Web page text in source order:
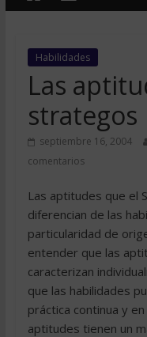
Habilidades
Las
strategos
septiembre 16, 2004
comentarios
Las aptitudes que el
diferencian de las
particularidad de
entender que las
caracterizan
que las habilidades
práctica continua y
aptitudes tienen un